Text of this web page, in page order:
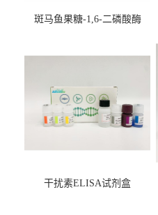
斑马鱼果糖-1,6-二磷酸酶
盒
干扰素ELISA试剂盒